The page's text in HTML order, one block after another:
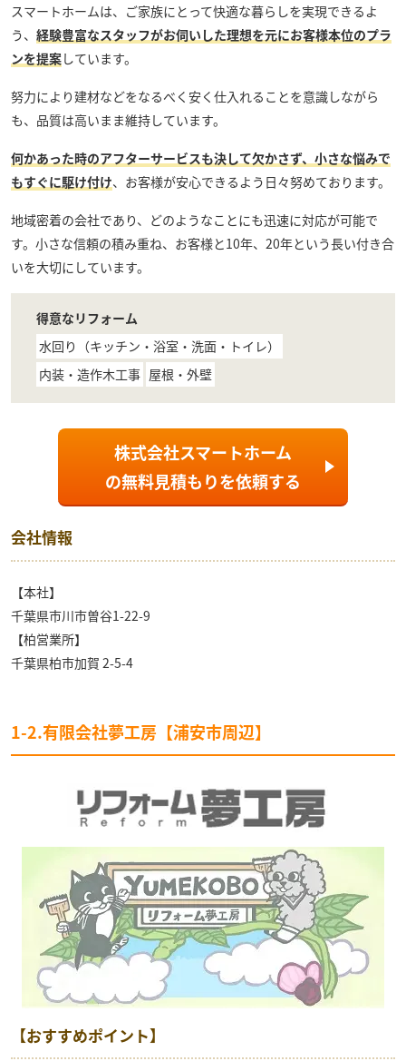
スマートホームは、ご家族にとって快適な暮らしを実現できるよ
う、 経験豊富なスタッフがお伺いした理想を元にお客様本位のプラ
ンを提案しています。
努力により建材などをなるべく安く仕入れることを意識しながら
も、品質は高いまま維持しています。
何かあった時のアフターサービスも決して欠かさず、小さな悩みで
もすぐに駆け付け、お客様が安心できるよう日々努めております。
地域密着の会社であり、どのようなことにも迅速に対応が可能で
す。小さな信頼の積み重ね、お客様と10年、20年という長い付き合
いを大切にしています。
得意なリフォーム
水回り（キッチン・浴室・洗面・トイレ）
内装・造作木工事 屋根・外壁
株式会社スマートホーム
の無料見積もりを依頼する
会社情報
【本社】
千葉県市川市曽谷1-22-9
【柏営業所】
千葉県柏市加賀 2-5-4
1-2.有限会社夢工房【浦安市周辺】
【おすすめポイント】